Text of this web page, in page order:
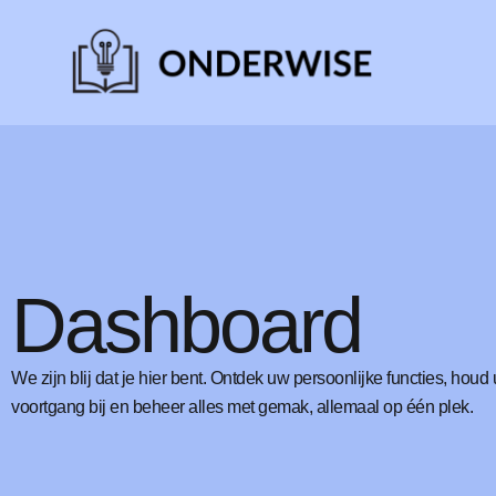
Dashboard
We zijn blij dat je hier bent. Ontdek uw persoonlijke functies, houd
voortgang bij en beheer alles met gemak, allemaal op één plek.